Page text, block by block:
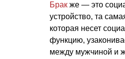
Брак же — это
устройство, та
которая несет
функцию,
между мужчиной и